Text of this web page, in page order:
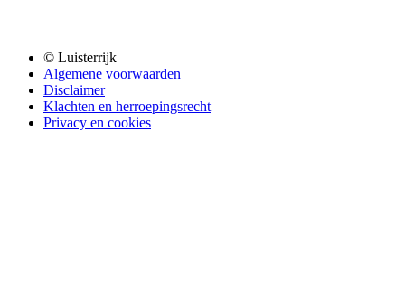
© Luisterrijk
Algemene voorwaarden
Disclaimer
Klachten en herroepingsrecht
Privacy en cookies